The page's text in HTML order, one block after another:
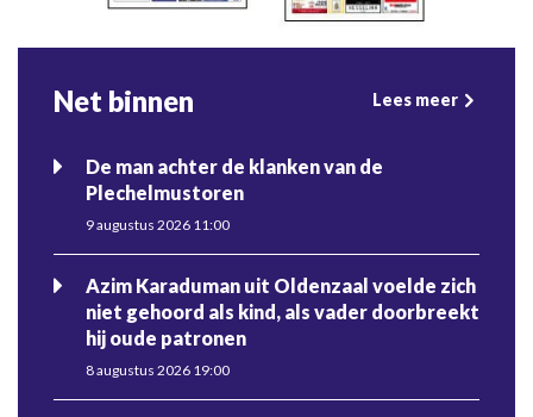
Net binnen Lees meer
De man achter de klanken van de
Plechelmustoren
9 augustus 2026 11:00
Azim Karaduman uit Oldenzaal voelde zich
niet gehoord als kind, als vader doorbreekt
hij oude patronen
8 augustus 2026 19:00